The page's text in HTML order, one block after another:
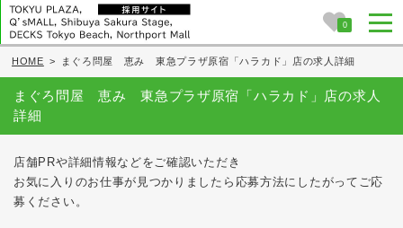
0
HOME > まぐろ問屋 恵み 東急プラザ原宿「ハラカド」店の求人詳細
まぐろ問屋 恵み 東急プラザ原宿「ハラカド」店の求人
詳細
店舗PRや詳細情報などをご確認いただき
お気に入りのお仕事が見つかりましたら応募方法にしたがってご応
募ください。